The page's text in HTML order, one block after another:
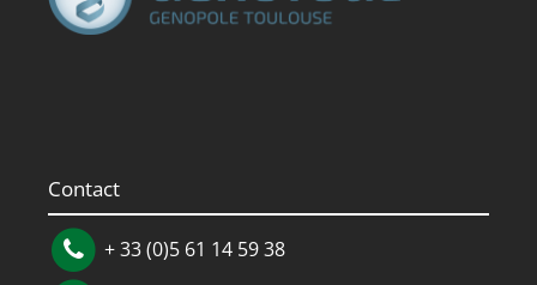
Contact
+ 33 (0)5 61 14 59 38